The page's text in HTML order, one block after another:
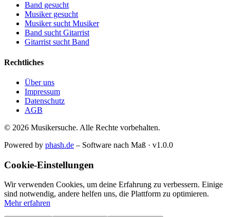
Band gesucht
Musiker gesucht
Musiker sucht Musiker
Band sucht Gitarrist
Gitarrist sucht Band
Rechtliches
Über uns
Impressum
Datenschutz
AGB
© 2026 Musikersuche. Alle Rechte vorbehalten.
Powered by phash.de – Software nach Maß · v1.0.0
Cookie-Einstellungen
Wir verwenden Cookies, um deine Erfahrung zu verbessern. Einige
sind notwendig, andere helfen uns, die Plattform zu optimieren.
Mehr erfahren